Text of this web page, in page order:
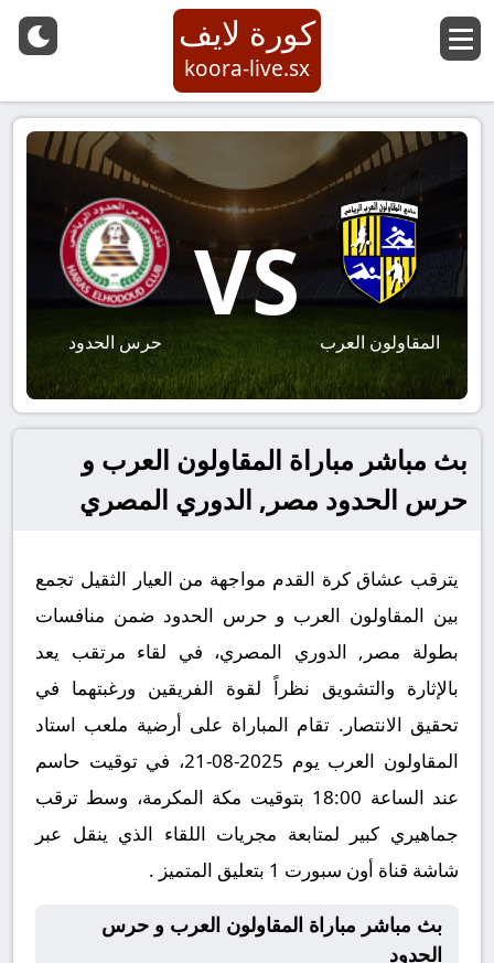
كورة لايف
koora-live.sx
المقاولون العرب
VS
حرس الحدود
بث مباشر مباراة المقاولون العرب و
حرس الحدود مصر, الدوري المصري
يترقب عشاق كرة القدم مواجهة من العيار الثقيل تجمع
بين المقاولون العرب و حرس الحدود ضمن منافسات
بطولة مصر, الدوري المصري، في لقاء مرتقب يعد
بالإثارة والتشويق نظراً لقوة الفريقين ورغبتهما في
تحقيق الانتصار. تقام المباراة على أرضية ملعب استاد
المقاولون العرب يوم 2025-08-21، في توقيت حاسم
عند الساعة 18:00 بتوقيت مكة المكرمة، وسط ترقب
جماهيري كبير لمتابعة مجريات اللقاء الذي ينقل عبر
شاشة قناة أون سبورت 1 بتعليق المتميز .
بث مباشر مباراة المقاولون العرب و حرس
الحدود